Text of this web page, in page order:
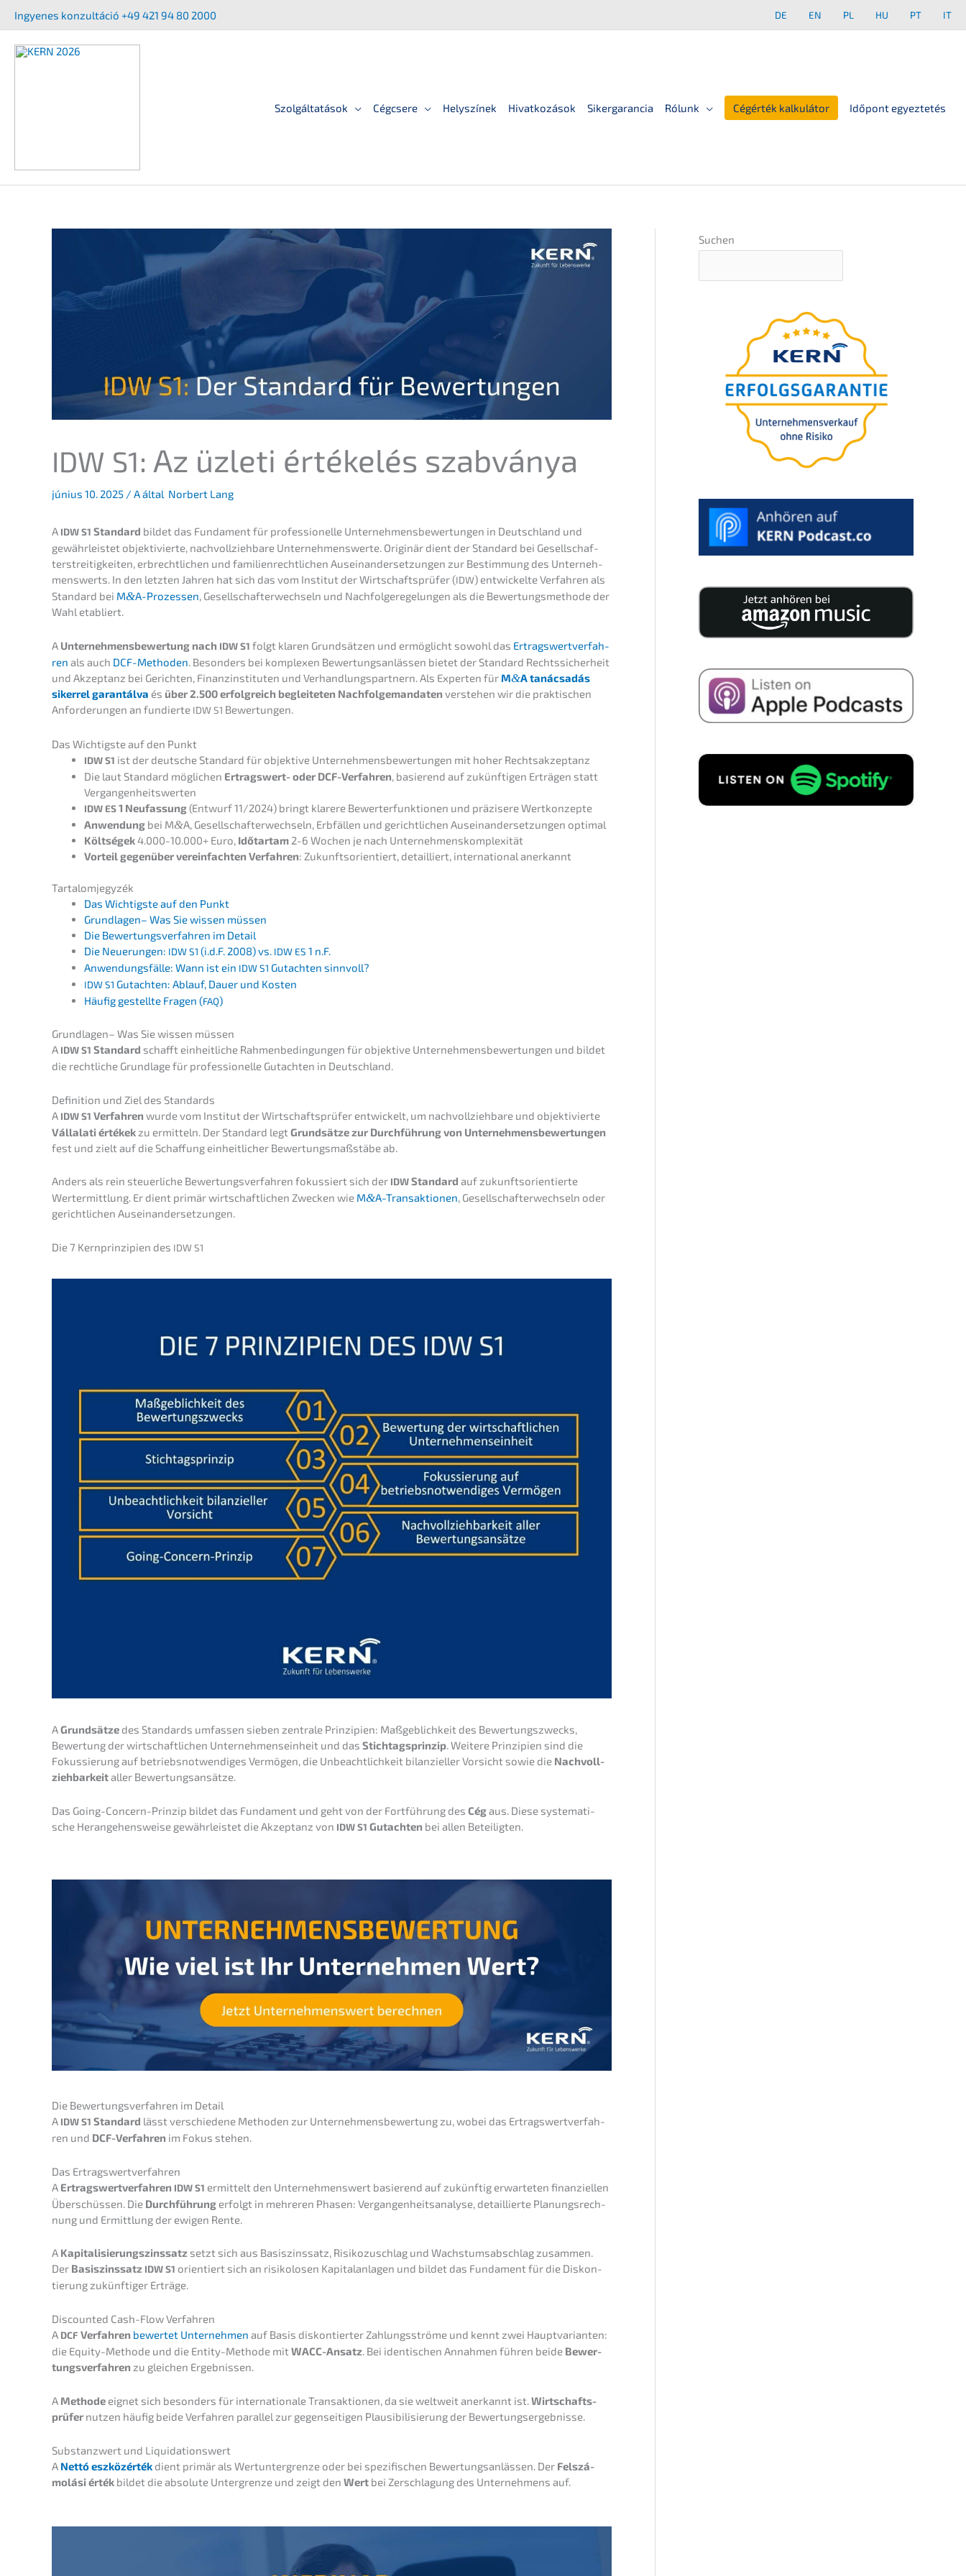
Ingyenes konzul­tá­ció +49 421 94 80 2000 DE EN PL HU PT IT
Szolgáltatások Cégcsere Helyszínek Hivatkozások Sikergarancia Rólunk Cégérték kalkulátor Időpont egyeztetés
IDW S1: Az üzleti értékelés szabványa
június 10. 2025 / A által Norbert Lang
A IDWS1 Standard bildet das Funda­ment für profes­sio­nel­le Unter­neh­mens­be­wer­tun­gen in Deutsch­land und
gewähr­leis­tet objek­ti­vier­te, nachvoll­zieh­ba­re Unter­neh­mens­wer­te. Origi­när dient der Standard bei Gesell­schaf­
ter­strei­tig­kei­ten, erbrecht­li­chen und famili­en­recht­li­chen Ausein­an­der­set­zun­gen zur Bestim­mung des Unter­neh­
mens­werts. In den letzten Jahren hat sich das vom Insti­tut der Wirtschafts­prü­fer (IDW) entwi­ckel­te Verfah­ren als
Standard bei M&A-Prozessen, Gesell­schaf­ter­wech­seln und Nachfol­ge­re­ge­lun­gen als die Bewer­tungs­me­tho­de der
Wahl etabliert.
A Unter­neh­mens­be­wer­tung nach IDWS1 folgt klaren Grund­sät­zen und ermög­licht sowohl das Ertrags­wert­ver­fah­
ren als auch DCF-Metho­den. Beson­ders bei komple­xen Bewer­tungs­an­läs­sen bietet der Standard Rechts­si­cher­heit
und Akzep­tanz bei Gerich­ten, Finanz­in­sti­tu­ten und Verhand­lungs­part­nern. Als Exper­ten fürM&A tanác­sa­dás
siker­rel garan­tál­va és über 2.500 erfolg­reich beglei­te­ten Nachfol­ge­man­da­ten verste­hen wir die prakti­schen
Anfor­de­run­gen an fundier­te IDWS1 Bewertungen.
Das Wichtigs­te auf den Punkt
IDWS1 ist der deutsche Standard für objek­ti­ve Unter­neh­mens­be­wer­tun­gen mit hoher Rechtsakzeptanz
Die laut Standard mögli­chen Ertrags­wert- oder DCF-Verfah­ren, basie­rend auf zukünf­ti­gen Erträ­gen statt
Vergangenheitswerten
IDW ES1 Neufas­sung (Entwurf 11/2024) bringt klare­re Bewer­t­erfunk­tio­nen und präzi­se­re Wertkonzepte
Anwen­dung bei M&A, Gesell­schaf­ter­wech­seln, Erbfäl­len und gericht­li­chen Ausein­an­der­set­zun­gen optimal
Költségek4.000-10.000+ Euro, Időtartam 2-6 Wochen je nach Unternehmenskomplexität
Vorteil gegen­über verein­fach­ten Verfah­ren: Zukunfts­ori­en­tiert, detail­liert, inter­na­tio­nal anerkannt
Tarta­lom­jegy­zék
Das Wichtigs­te auf den Punkt
Grund­la­gen– Was Sie wissen müssen
Die Bewer­tungs­ver­fah­ren im Detail
Die Neuerun­gen: IDWS1 (i.d.F. 2008) vs. IDW ES 1 n.F.
Anwen­dungs­fäl­le: Wann ist ein IDWS1 Gutach­ten sinnvoll?
IDWS1 Gutach­ten: Ablauf, Dauer und Kosten
Häufig gestell­te Fragen (FAQ)
Grund­la­gen– Was Sie wissen müssen
A IDWS1 Standard schafft einheit­li­che Rahmen­be­din­gun­gen für objek­ti­ve Unter­neh­mens­be­wer­tun­gen und bildet
die recht­li­che Grund­la­ge für profes­sio­nel­le Gutach­ten in Deutschland.
Defini­ti­on und Ziel des Standards
A IDWS1 Verfah­ren wurde vom Insti­tut der Wirtschafts­prü­fer entwi­ckelt, um nachvoll­zieh­ba­re und objek­ti­vier­te
Vállala­ti értékek zu ermit­teln. Der Standard legtGrund­sät­ze zur Durch­füh­rung von Unter­neh­mens­be­wer­tun­gen
fest und zielt auf die Schaf­fung einheit­li­cher Bewer­tungs­maß­stä­be ab.
Anders als rein steuer­li­che Bewer­tungs­ver­fah­ren fokus­siert sich der IDWStandard auf zukunfts­ori­en­tier­te
Wertermitt­lung. Er dient primär wirtschaft­li­chen Zwecken wie M&A-Transaktionen, Gesell­schaf­ter­wech­seln oder
gericht­li­chen Auseinandersetzungen.
Die 7 Kernprin­zi­pi­en des IDWS1
AGrund­sät­ze des Standards umfas­sen sieben zentra­le Prinzi­pi­en: Maßgeb­lich­keit des Bewer­tungs­zwecks,
Bewer­tung der wirtschaft­li­chen Unter­neh­mens­ein­heit und das Stich­tags­prin­zip. Weite­re Prinzi­pi­en sind die
Fokus­sie­rung auf betriebs­not­wen­di­ges Vermö­gen, die Unbeacht­lich­keit bilan­zi­el­ler Vorsicht sowie die Nachvoll­
zieh­bar­keitaller Bewertungsansätze.
Das Going-Concern-Prinzip bildet das Funda­ment und geht von der Fortfüh­rung des Cégaus. Diese syste­ma­ti­
sche Heran­ge­hens­wei­se gewähr­leis­tet die Akzep­tanz von IDWS1 Gutach­ten bei allen Beteiligten.
Die Bewer­tungs­ver­fah­ren im Detail
A IDWS1 Standard lässt verschie­de­ne Metho­den zur Unter­neh­mens­be­wer­tung zu, wobei das Ertrags­wert­ver­fah­
ren und DCF-Verfah­ren im Fokus stehen.
Das Ertrags­wert­ver­fah­ren
A Ertrags­wert­ver­fah­ren IDWS1 ermit­telt den Unter­neh­mens­wert basie­rend auf zukünf­tig erwar­te­ten finan­zi­el­len
Überschüs­sen. Die Durch­füh­rung erfolgt in mehre­ren Phasen: Vergan­gen­heits­ana­ly­se, detail­lier­te Planungs­rech­
nung und Ermitt­lung der ewigen Rente.
A Kapita­li­sie­rungs­zins­satzsetzt sich aus Basis­zins­satz, Risiko­zu­schlag und Wachs­tums­ab­schlag zusam­men.
Der Basis­zins­satz IDWS1 orien­tiert sich an risiko­lo­sen Kapital­an­la­gen und bildet das Funda­ment für die Diskon­
tie­rung zukünf­ti­ger Erträge.
Discoun­ted Cash-Flow Verfahren
A DCF Verfah­ren bewer­tet Unter­neh­men auf Basis diskon­tier­ter Zahlungs­strö­me und kennt zwei Haupt­va­ri­an­ten:
die Equity-Metho­de und die Entity-Metho­de mitWACC-Ansatz. Bei identi­schen Annah­men führen beide Bewer­
tungs­ver­fah­ren zu gleichen Ergebnissen.
A Metho­de eignet sich beson­ders für inter­na­tio­na­le Trans­ak­tio­nen, da sie weltweit anerkannt ist.Wirtschafts­
prü­fer nutzen häufig beide Verfah­ren paral­lel zur gegen­sei­ti­gen Plausi­bi­li­sie­rung der Bewertungsergebnisse.
Substanz­wert und Liquidationswert
A Nettó eszkö­zérték dient primär als Wertun­ter­gren­ze oder bei spezi­fi­schen Bewer­tungs­an­läs­sen. Der Felszá­
molá­si érték bildet die absolu­te Unter­gren­ze und zeigt den Wert bei Zerschla­gung des Unter­neh­mens auf.
Suchen